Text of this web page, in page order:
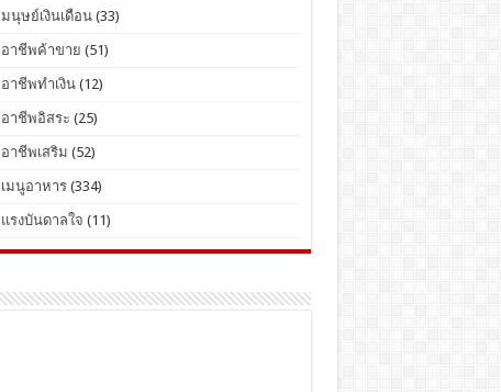
มนุษย์เงินเดือน (33)
อาชีพค้าขาย (51)
อาชีพทำเงิน (12)
อาชีพอิสระ (25)
อาชีพเสริม (52)
เมนูอาหาร (334)
แรงบันดาลใจ (11)